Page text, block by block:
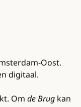
Oost.
digitaal.
Om de Brug kan